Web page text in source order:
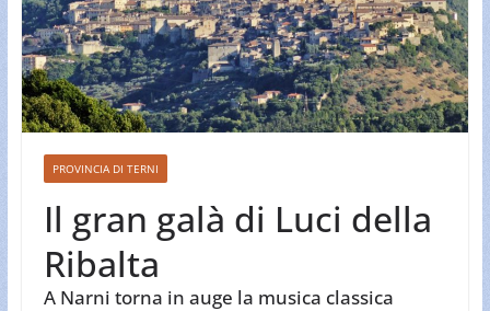
PROVINCIA DI TERNI
Il gran galà di Luci della
Ribalta
A Narni torna in auge la musica classica